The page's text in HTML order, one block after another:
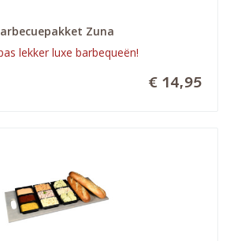
Zuna
lekker luxe barbequeën!
€ 14,95